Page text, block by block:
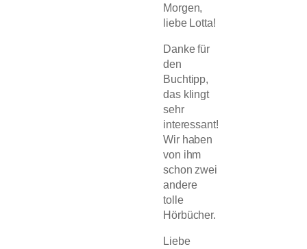
Morgen,
liebe Lotta!
Danke für
den
Buchtipp,
das klingt
sehr
interessant!
Wir haben
von ihm
schon zwei
andere
tolle
Hörbücher.
Liebe